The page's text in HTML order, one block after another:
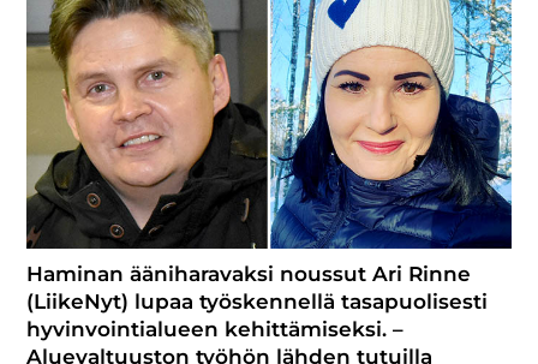
Haminan ääniharavaksi noussut Ari Rinne
(LiikeNyt) lupaa työskennellä tasapuolisesti
hyvinvointialueen kehittämiseksi. –
Aluevaltuuston työhön lähden tutuilla